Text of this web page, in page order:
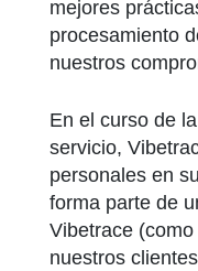
mejores
procesamiento
nuestros
En el curso de
servicio,
personales en
forma parte de
Vibetrace
nuestros